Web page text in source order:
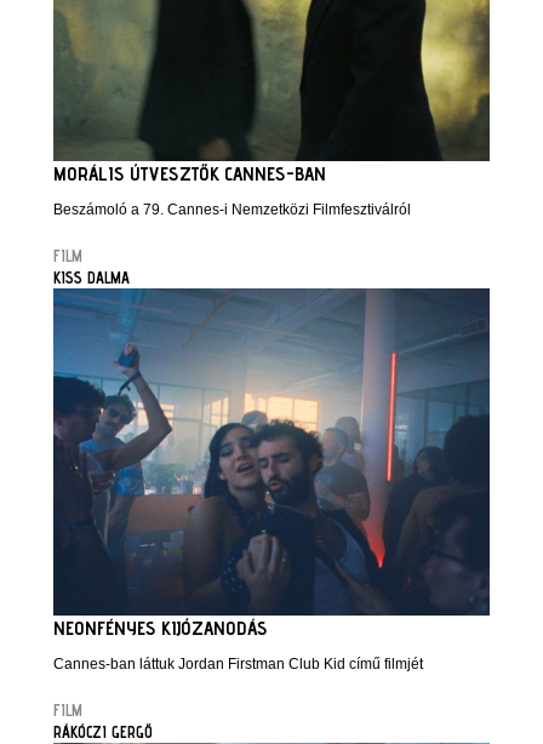
MORÁLIS ÚTVESZTŐK CANNES-BAN
Beszámoló a 79. Cannes-i Nemzetközi Filmfesztiválról
FILM
KISS DALMA
NEONFÉNYES KIJÓZANODÁS
Cannes-ban láttuk Jordan Firstman Club Kid című filmjét
FILM
RÁKÓCZI GERGŐ